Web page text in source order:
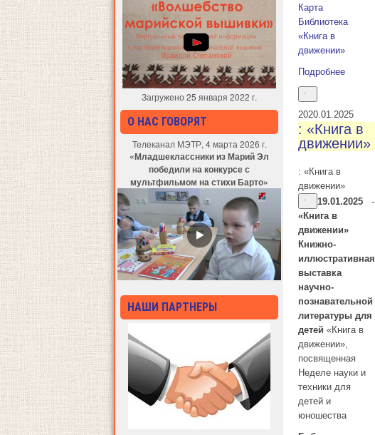
Загружено 25 января 2022 г.
О НАС ГОВОРЯТ
Телеканал МЭТР, 4 марта 2026 г.
«Младшеклассники из Марий Эл
победили на конкурсе с
мультфильмом на стихи Барто»
НАШИ ПАРТНЕРЫ
Карта
Библиотека
«Книга в
движении»
Подробнее
2020.01.2025
: «Книга в
движении»
: «Книга в
движении»
19.01.2025
-
«Книга в
движении»
Книжно-
иллюстративная
выставка
научно-
познавательной
литературы для
детей «Книга в
движении»,
посвященная
Неделе науки и
техники для
детей и
юношества